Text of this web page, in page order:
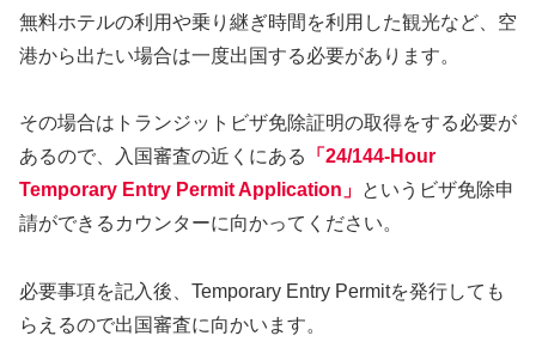
無料ホテルの利用や乗り継ぎ時間を利用した観光など、空
港から出たい場合は一度出国する必要があります。
その場合はトランジットビザ免除証明の取得をする必要が
あるので、入国審査の近くにある
「24/144-Hour
Temporary Entry Permit Application」 というビザ免除申
請ができるカウンターに向かってください。
必要事項を記入後、Temporary Entry Permitを発行しても
らえるので出国審査に向かいます。